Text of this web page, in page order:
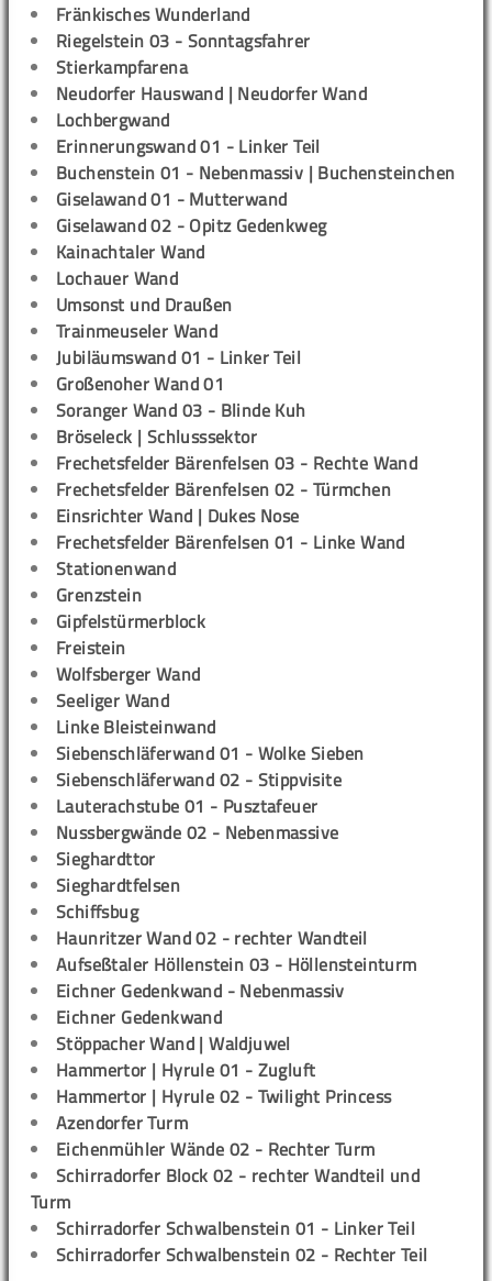
Fränkisches Wunderland
Riegelstein 03 - Sonntagsfahrer
Stierkampfarena
Neudorfer Hauswand | Neudorfer Wand
Lochbergwand
Erinnerungswand 01 - Linker Teil
Buchenstein 01 - Nebenmassiv | Buchensteinchen
Giselawand 01 - Mutterwand
Giselawand 02 - Opitz Gedenkweg
Kainachtaler Wand
Lochauer Wand
Umsonst und Draußen
Trainmeuseler Wand
Jubiläumswand 01 - Linker Teil
Großenoher Wand 01
Soranger Wand 03 - Blinde Kuh
Bröseleck | Schlusssektor
Frechetsfelder Bärenfelsen 03 - Rechte Wand
Frechetsfelder Bärenfelsen 02 - Türmchen
Einsrichter Wand | Dukes Nose
Frechetsfelder Bärenfelsen 01 - Linke Wand
Stationenwand
Grenzstein
Gipfelstürmerblock
Freistein
Wolfsberger Wand
Seeliger Wand
Linke Bleisteinwand
Siebenschläferwand 01 - Wolke Sieben
Siebenschläferwand 02 - Stippvisite
Lauterachstube 01 - Pusztafeuer
Nussbergwände 02 - Nebenmassive
Sieghardttor
Sieghardtfelsen
Schiffsbug
Haunritzer Wand 02 - rechter Wandteil
Aufseßtaler Höllenstein 03 - Höllensteinturm
Eichner Gedenkwand - Nebenmassiv
Eichner Gedenkwand
Stöppacher Wand | Waldjuwel
Hammertor | Hyrule 01 - Zugluft
Hammertor | Hyrule 02 - Twilight Princess
Azendorfer Turm
Eichenmühler Wände 02 - Rechter Turm
Schirradorfer Block 02 - rechter Wandteil und
Turm
Schirradorfer Schwalbenstein 01 - Linker Teil
Schirradorfer Schwalbenstein 02 - Rechter Teil